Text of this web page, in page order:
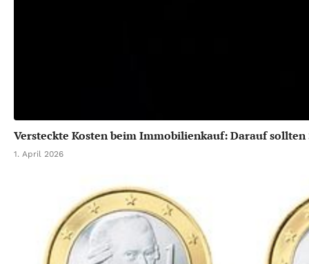
Versteckte Kosten beim Immobilienkauf: Darauf sollten
1. April 2026